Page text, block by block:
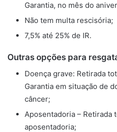
Garantia, no mês do
Não tem multa rescisória;
7,5% até 25% de IR.
Outras opções para
Doença grave: Retirada
Garantia em situação de
câncer;
Aposentadoria – Retirada
aposentadoria;